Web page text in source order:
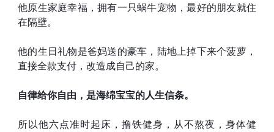
他原生家庭幸福，拥有一只蜗牛宠物，最好的朋友就住
在隔壁。
他的生日礼物是爸妈送的豪车，陆地上掉下来个菠萝，
直接全款支付，改造成自己的家。
自律给你自由，是海绵宝宝的人生信条。
所以他六点准时起床，撸铁健身，从不熬夜，身体健